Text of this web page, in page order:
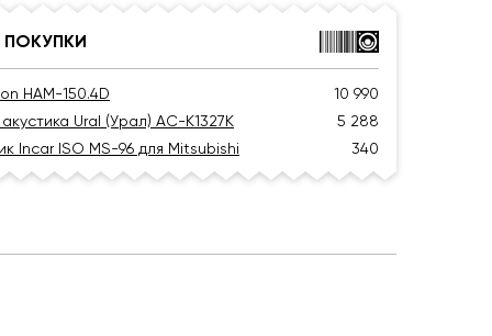
HAM-150.4D
10 990
Ural (Урал) АС-К1327К
5 288
Incar ISO MS-96 для Mitsubishi
340